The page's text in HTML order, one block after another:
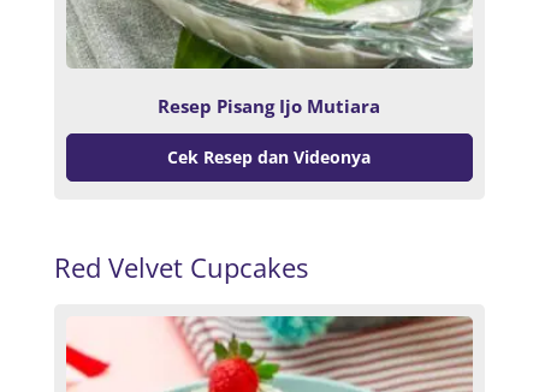
Resep Pisang Ijo Mutiara
Cek Resep dan Videonya
Red Velvet Cupcakes